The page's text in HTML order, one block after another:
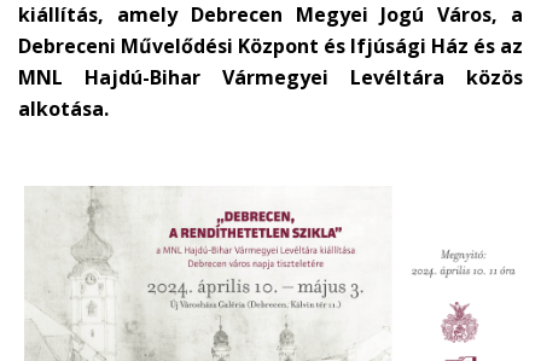
kiállítás, amely Debrecen Megyei Jogú Város, a
Debreceni Művelődési Központ és Ifjúsági Ház és az
MNL Hajdú-Bihar Vármegyei Levéltára közös
alkotása.